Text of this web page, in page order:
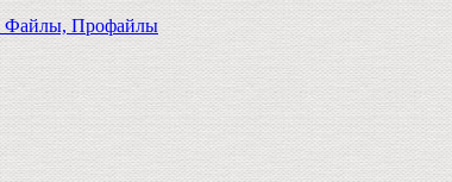
Файлы, Профайлы